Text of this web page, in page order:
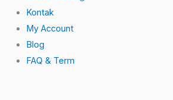
Kontak
My Account
Blog
FAQ & Term